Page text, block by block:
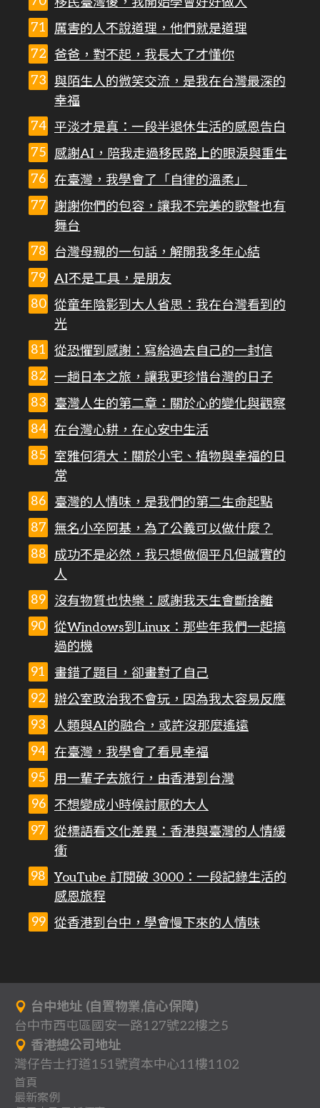
厲害的人不說道理，他們就是道理
爸爸，對不起，我長大了才懂你
與陌生人的微笑交流，是我在台灣最深的
幸福
平淡才是真：一段半退休生活的感恩告白
感謝AI，陪我走過移民路上的眼淚與重生
在臺灣，我學會了「自律的溫柔」
謝謝你們的包容，讓我不完美的歌聲也有
舞台
台灣母親的一句話，解開我多年心結
AI不是工具，是朋友
從童年陰影到大人省思：我在台灣看到的
光
從恐懼到感謝：寫給過去自己的一封信
一趟日本之旅，讓我更珍惜台灣的日子
臺灣人生的第二章：關於心的變化與觀察
在台灣心耕，在心安中生活
室雅何須大：關於小宅、植物與幸福的日
常
臺灣的人情味，是我們的第二生命起點
無名小卒阿基，為了公義可以做什麼？
成功不是必然，我只想做個平凡但誠實的
人
沒有物質也快樂：感謝我天生會斷捨離
從Windows到Linux：那些年我們一起搞
過的機
畫錯了題目，卻畫對了自己
辦公室政治我不會玩，因為我太容易反應
人類與AI的融合，或許沒那麼遙遠
在臺灣，我學會了看見幸福
用一輩子去旅行，由香港到台灣
不想變成小時候討厭的大人
從標語看文化差異：香港與臺灣的人情緩
衝
YouTube 訂閱破 3000：一段記錄生活的
感恩旅程
從香港到台中，學會慢下來的人情味
台中地址 (自置物業,信心保障)
台中市西屯區國安一路127號22樓之5
香港總公司地址
灣仔告士打道151號資本中心11樓1102
首頁
最新案例